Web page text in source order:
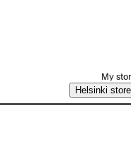
My
Helsinki store